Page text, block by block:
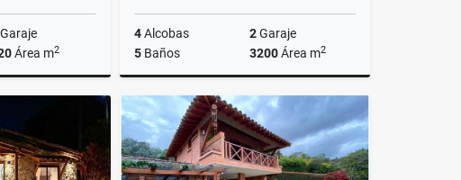
Garaje
Área m2
Alquiler
4Alcobas 2Garaje
5 Baños 3200Área m2
Venta
$3.600.000.000